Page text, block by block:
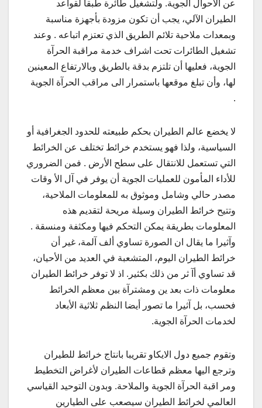
عن الأحوال الجوية. ولتشغيل طائرة طبقا لقواعد
الطيران الآلي، يجب أن تكون مزودة بأجهزة مناسبة
وبمعدات ملاحية تلائم الطريق الذي تعتزم اتباعه . وعند
تشغيل الطائرات تحت اشراف خدمة مراقبة الحرآة
الجوية، فعليها أن تلتزم بدقة بالطريق وبالارتفاع المعينين
لها، وأن تبلغ موقعها باستمرار الى مراقب الحرآة الجوية
.
لا يخضع عالم الطيران بحكم طبيعته للحدود الجغرافية أو
السياسية، ولذا فهو يستخدم خرائط تختلف عن الخرائط
التي تستعمل للانتقال على سطح الأرض . فمن الضروري
للأداء المأمون للعمليات الجوية أن يوفر في آل الأ وقات
مصدر حالي وشامل وموثوق به للمعلومات الملاحية،
وتتيح خرائط الطيران وسيلة مريحة لتقديم هذه
المعلومات بطريقة يمكن التحكم فيها ومكثفة ومنسقة .
وآثيرا ما يقال ان الصورة تساوي ألف آلمة، غير أن
خرائط الطيران اليوم، المتشعبة في العديد من الأحيان،
قد تساوي أآ ثر من ذلك بكثير. اذ لا توفر خرائط الطيران
معلومات ذات بعد ين ومشترآة بين معظم الخرائط
فحسب، بل آثيرا ما تصور أيضا النظم ثلاثية الأبعاد
لخدمات الحرآة الجوية.
وتقوم جميع دول الايكاو تقريبا بانتاج خرائط للطيران
وترجع اليها معظم قطاعات الطيران لأغراض التخطيط
ومر اقبة الحرآة الجوية والملاحة. وبدون التوحيد القياسي
العالمي لخرائط الطيران سيصعب على الطيارين